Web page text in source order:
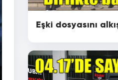
Eşki dosyasını